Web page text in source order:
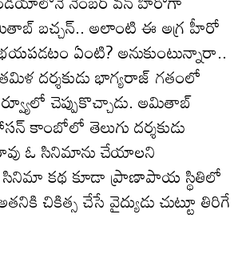
బచ్చన్.. అలాంటి ఈ అగ్ర హీరో
ఏంటి? అనుకుంటున్నారా..
దర్శకుడు భాగ్యరాజ్ గతంలో
చెప్పుకొచ్చాడు. అమితాబ్
కాంబోలో తెలుగు దర్శకుడు
ఓ సినిమాను చేయాలని
సినిమా కథ కూడా ప్రాణాపాయ స్థితిలో
చికిత్స చేసే వైద్యుడు చుట్టూ తిరిగే